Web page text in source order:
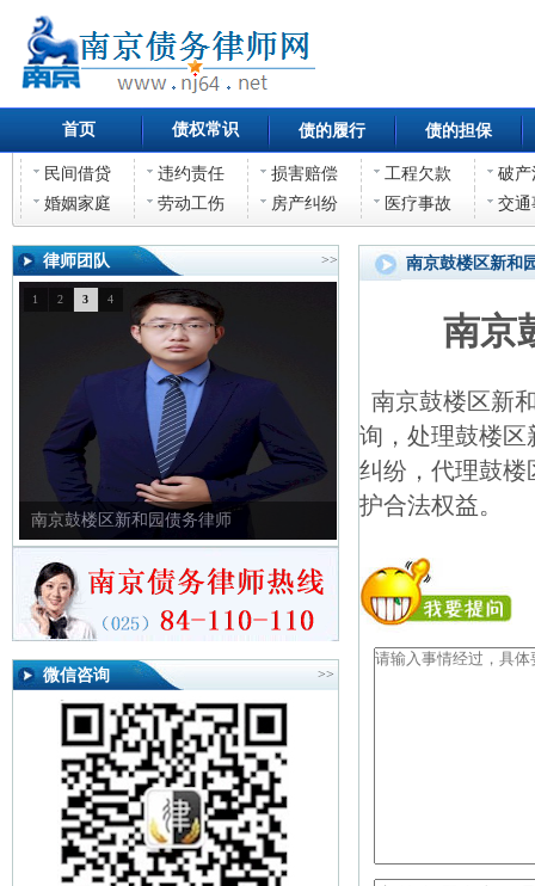
首页 债权常识 债的履行 债的担保
民间借贷 违约责任 损害赔偿 工程欠款
破产
婚姻家庭
劳动工伤 房产纠纷 医疗事故 交通
律师团队 >>
南京鼓楼区新和园债权债务律师
1 2 3 4
微信咨询 >>
南京鼓楼区新和
南京
南京鼓楼区新
询，处理鼓楼区
纠纷，代理鼓楼
护合法权益。